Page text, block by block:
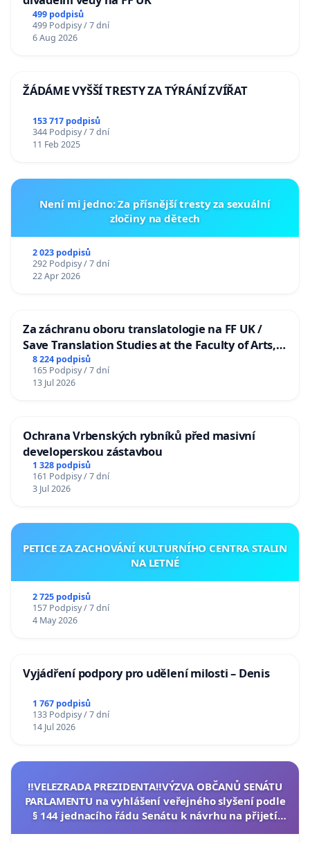
499 podpisů
499 Podpisy / 7 dní
6 Aug 2026
ŽÁDÁME VYŠŠÍ TRESTY ZA TÝRÁNÍ ZVÍŘAT
153 717 podpisů
344 Podpisy / 7 dní
11 Feb 2025
Není mi jedno: Za přísnější tresty za sexuální
zločiny na dětech
2 023 podpisů
292 Podpisy / 7 dní
22 Apr 2026
Za záchranu oboru translatologie na FF UK /
Save Translation Studies at the Faculty of Arts,
Charles University
8 224 podpisů
165 Podpisy / 7 dní
13 Jul 2026
Ochrana Vrbenských rybníků před masivní
developerskou zástavbou
1 328 podpisů
161 Podpisy / 7 dní
3 Jul 2026
PETICE ZA ZACHOVÁNÍ KULTURNÍHO CENTRA STALIN
NA LETNÉ
2 725 podpisů
157 Podpisy / 7 dní
4 May 2026
Vyjádření podpory pro udělení milosti – Denis
1 767 podpisů
133 Podpisy / 7 dní
14 Jul 2026
‼️VELEZRADA PREZIDENTA‼️VÝZVA OBČANŮ SENÁTU
PARLAMENTU na vyhlášení veřejného slyšení podle
§ 144 jednacího řádu Senátu k návrhu na přijetí